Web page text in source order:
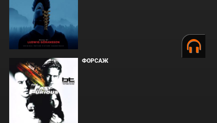
ФОРСАЖ